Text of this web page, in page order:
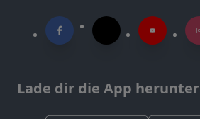
Lade dir die App herunter